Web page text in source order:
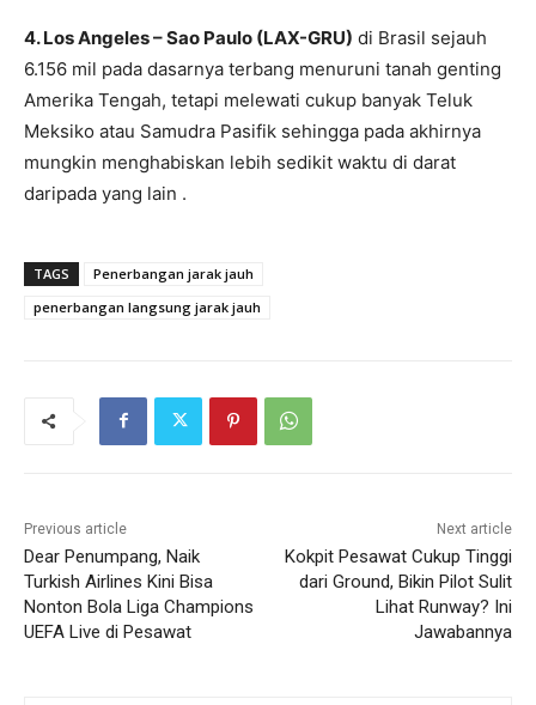
4. Los Angeles – Sao Paulo (LAX-GRU) di Brasil sejauh
6.156 mil pada dasarnya terbang menuruni tanah genting
Amerika Tengah, tetapi melewati cukup banyak Teluk
Meksiko atau Samudra Pasifik sehingga pada akhirnya
mungkin menghabiskan lebih sedikit waktu di darat
daripada yang lain .
TAGS
Penerbangan jarak jauh
penerbangan langsung jarak jauh
Previous article
Dear Penumpang, Naik
Turkish Airlines Kini Bisa
Nonton Bola Liga Champions
UEFA Live di Pesawat
Next article
Kokpit Pesawat Cukup Tinggi
dari Ground, Bikin Pilot Sulit
Lihat Runway? Ini
Jawabannya